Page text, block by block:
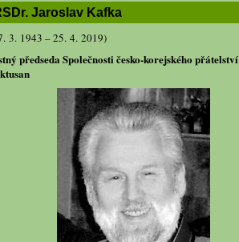
Jaroslav Kafka
3. 1943 – 25. 4. 2019)
předseda Společnosti česko-korejského přátelství